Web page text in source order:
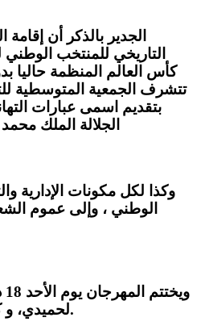
الجدير بالذكر أن
التاريخي للمنتخب
كأس العالم المنظمة حاليا
تتشرف الجمعية المتوسطية
بتقديم اسمى عبارات
الجلالة الملك
الوطني ، وإلى عموم
لحميدي، و كوثر براني، زكريا غافولي.